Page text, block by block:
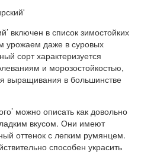
включен в список зимостойких
урожаем даже в суровых
сорт характеризуется
и морозостойкостью,
выращивания в большинстве
можно описать как довольно
вкусом. Они имеют
оттенок с легким румянцем.
способен украсить